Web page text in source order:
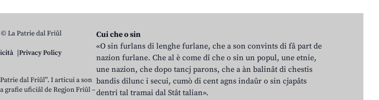
La Patrie dal Friûl
Privacy Policy
dal Friûl”. I articui a son
grafie uficiâl de Regjon Friûl –
Cui che o sin
«O sin furlans di lenghe furlane, che a son convints di fâ part de
nazion furlane. Che al è come dî che o sin un popul, une etnie,
une nazion, che dopo tancj parons, che a àn balinât di chestis
bandis dilunc i secui, cumò di cent agns indaûr o sin cjapâts
dentri tal tramai dal Stât talian».